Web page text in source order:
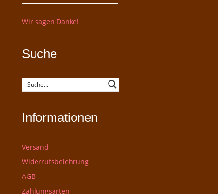
Wir sagen Danke!
Suche
Informationen
Versand
Widerrufsbelehrung
AGB
Zahlungsarten